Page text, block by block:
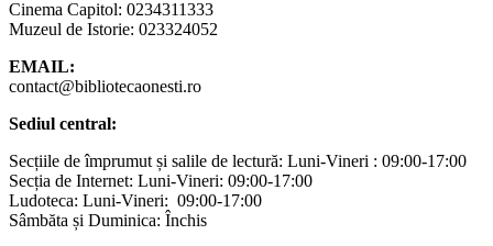
Cinema Capitol: 0234311333
Muzeul de Istorie: 023324052
EMAIL:
contact@bibliotecaonesti.ro
Sediul central:
Secțiile de împrumut și salile de lectură: Luni-Vineri : 09:00-17:00
Secția de Internet: Luni-Vineri: 09:00-17:00
Ludoteca: Luni-Vineri: 09:00-17:00
Sâmbăta și Duminica: Închis